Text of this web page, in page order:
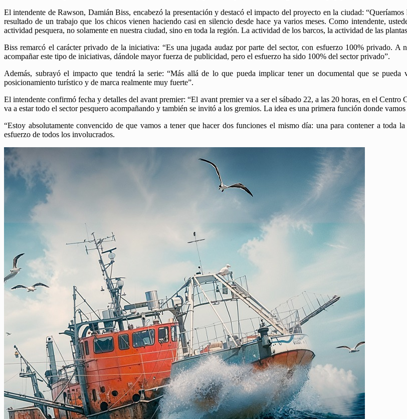
El intendente de Rawson, Damián Biss, encabezó la presentación y destacó el impacto del proyecto en la ciudad:
resultado de un trabajo que los chicos vienen haciendo casi en silencio desde hace ya varios meses. Como intendente,
actividad pesquera, no solamente en nuestra ciudad, sino en toda la región. La actividad de los barcos, la actividad de las
Biss remarcó el carácter privado de la iniciativa: “Es una jugada audaz por parte del sector, con esfuerzo 100% privado.
acompañar este tipo de iniciativas, dándole mayor fuerza de publicidad, pero el esfuerzo ha sido 100% del sector privado”.
Además, subrayó el impacto que tendrá la serie: “Más allá de lo que pueda implicar tener un documental que se
posicionamiento turístico y de marca realmente muy fuerte”.
El intendente confirmó fecha y detalles del avant premier: “El avant premier va a ser el sábado 22, a las 20 horas, en el
va a estar todo el sector pesquero acompañando y también se invitó a los gremios. La idea es una primera función donde
“Estoy absolutamente convencido de que vamos a tener que hacer dos funciones el mismo día: una para contener a toda
esfuerzo de todos los involucrados.